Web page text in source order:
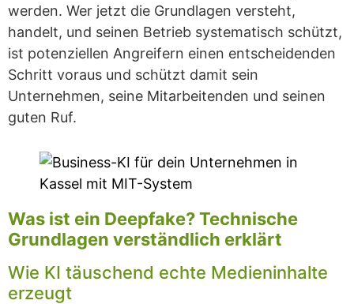
werden. Wer jetzt die Grundlagen versteht,
handelt, und seinen Betrieb systematisch schützt,
ist potenziellen Angreifern einen entscheidenden
Schritt voraus und schützt damit sein
Unternehmen, seine Mitarbeitenden und seinen
guten Ruf.
Was ist ein Deepfake? Technische
Grundlagen verständlich erklärt
Wie KI täuschend echte Medieninhalte
erzeugt